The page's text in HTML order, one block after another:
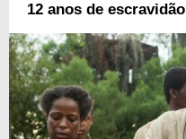
12 anos de escravidão